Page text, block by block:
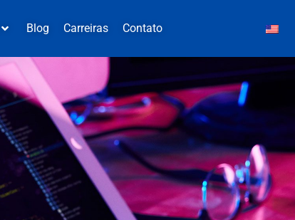
Blog Carreiras Contato